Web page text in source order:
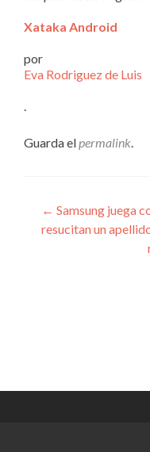
Xataka Android
por
Eva Rodriguez de Luis
.
Guarda elpermalink.
de
← Samsung juega
resucitan un